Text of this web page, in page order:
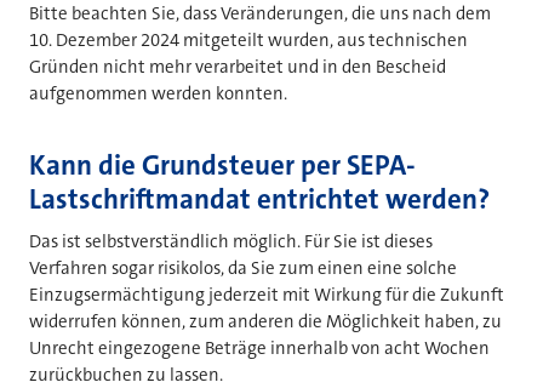
Bitte beachten Sie, dass Veränderungen, die uns nach dem
10. Dezember 2024 mitgeteilt wurden, aus technischen
Gründen nicht mehr verarbeitet und in den Bescheid
aufgenommen werden konnten.
Kann die Grundsteuer per SEPA-
Lastschriftmandat entrichtet werden?
Das ist selbstverständlich möglich. Für Sie ist dieses
Verfahren sogar risikolos, da Sie zum einen eine solche
Einzugsermächtigung jederzeit mit Wirkung für die Zukunft
widerrufen können, zum anderen die Möglichkeit haben, zu
Unrecht eingezogene Beträge innerhalb von acht Wochen
zurückbuchen zu lassen.